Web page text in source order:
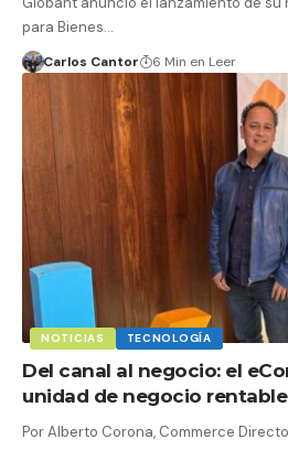
para Bienes…
Carlos Cantor 6 Min en Leer
NOTICIAS TECNOLOGÍA
Del canal al negocio: el
unidad de negocio rentable
Por Alberto Corona, Commerce